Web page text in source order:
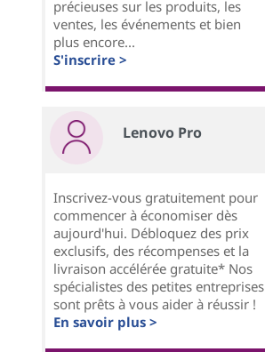
précieuses sur les produits, les
ventes, les événements et bien
plus encore...
S'inscrire >
Lenovo Pro
Inscrivez-vous gratuitement pour
commencer à économiser dès
aujourd'hui. Débloquez des prix
exclusifs, des récompenses et la
livraison accélérée gratuite* Nos
spécialistes des petites entreprises
sont prêts à vous aider à réussir !
En savoir plus >